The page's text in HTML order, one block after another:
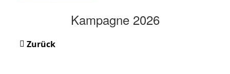
Kampagne 2026
Zurück